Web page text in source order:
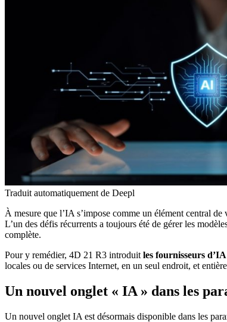
Traduit automatiquement de Deepl
À mesure que l’IA s’impose comme un élément central
L’un des défis récurrents a toujours été de gérer les
complète.
Pour y remédier, 4D 21 R3 introduit les fournisseurs
locales ou de services Internet, en un seul endroit, et
Un nouvel onglet « IA » dans les
Un nouvel onglet IA est désormais disponible dans les